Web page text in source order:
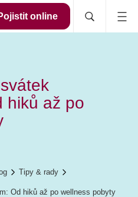
online
hiků až po
Tipy & rady
Od hiků až po wellness pobyty